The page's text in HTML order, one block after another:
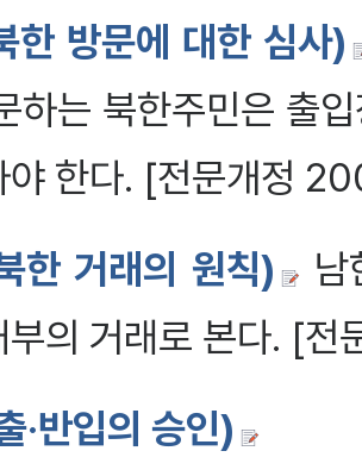
한 방문에 대한 심사)
하는 북한주민은 출
야 한다. [전문개정
한 거래의 원칙)
남
부의 거래로 본다. [
·반입의 승인)